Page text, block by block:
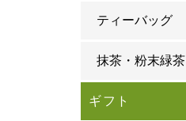
ティーバッグ
抹茶・粉末緑茶
ギフト